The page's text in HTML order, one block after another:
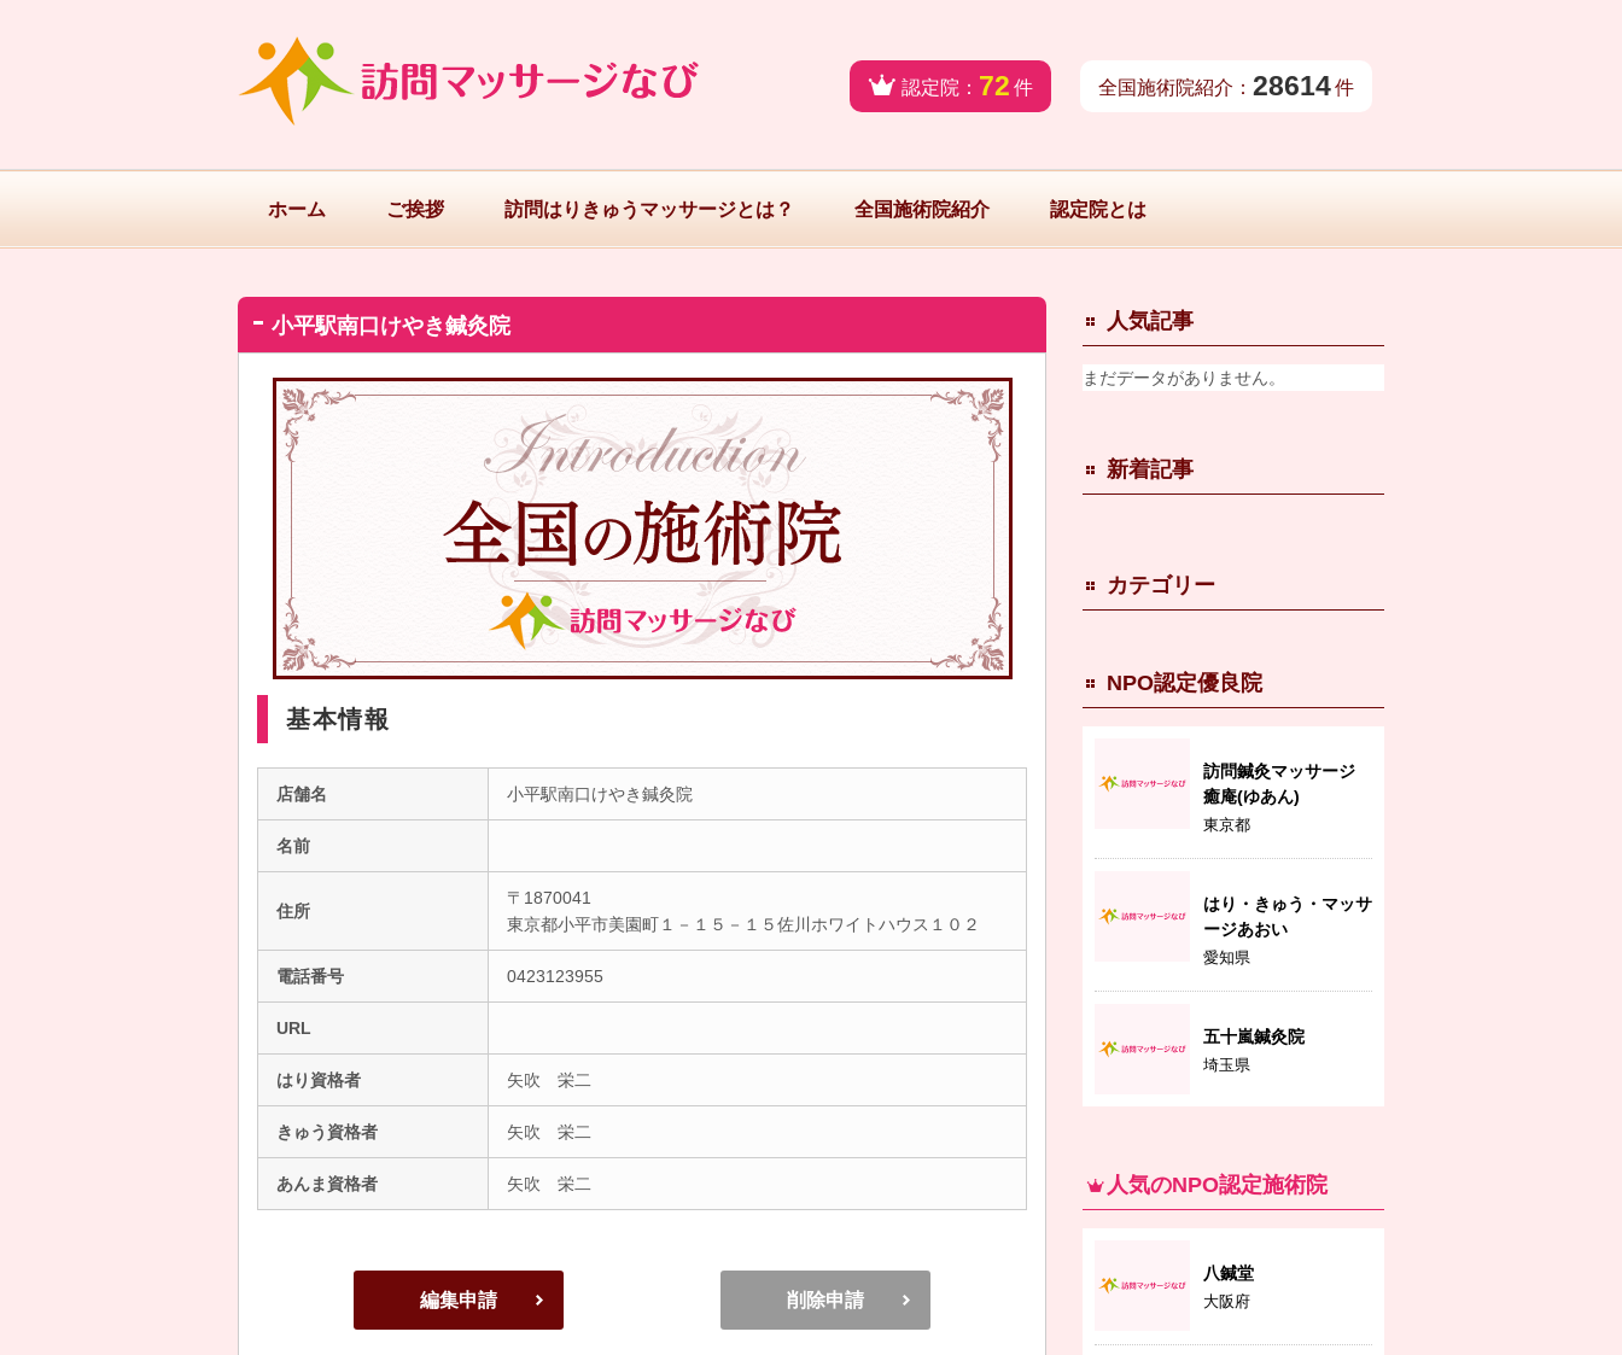
認定院： 72 件 全国施術院紹介： 28614件
ホーム ご挨拶 訪問はりきゅうマッサージとは？ 全国施術院紹介 認定院とは
小平駅南口けやき鍼灸院
基本情報
店舗名 小平駅南口けやき鍼灸院
名前
住所
〒1870041
東京都小平市美園町１－１５－１５佐川ホワイトハウス１０２
電話番号 0423123955
URL
はり資格者 矢吹 栄二
きゅう資格者 矢吹 栄二
あんま資格者 矢吹 栄二
編集申請 削除申請
人気記事
まだデータがありません。
新着記事
カテゴリー
NPO認定優良院
訪問鍼灸マッサージ
癒庵(ゆあん)
東京都
はり・きゅう・マッサ
ージあおい
愛知県
五十嵐鍼灸院
埼玉県
人気のNPO認定施術院
八鍼堂
大阪府